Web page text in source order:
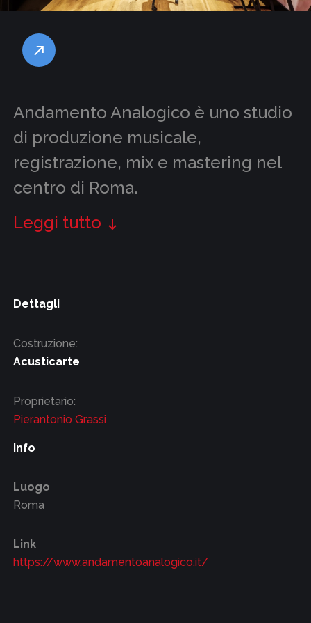
Andamento Analogico è uno studio
di produzione musicale,
registrazione, mix e mastering nel
centro di Roma.
Leggi tutto
Dettagli
Costruzione:
Acusticarte
Proprietario:
Pierantonio Grassi
Info
Luogo
Roma
Link
https://www.andamentoanalogico.it/